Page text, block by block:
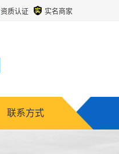
资质认证 实名商家
联系方式